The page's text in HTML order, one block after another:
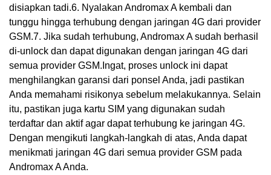
disiapkan tadi.6. Nyalakan Andromax A kembali dan
tunggu hingga terhubung dengan jaringan 4G dari provider
GSM.7. Jika sudah terhubung, Andromax A sudah berhasil
di-unlock dan dapat digunakan dengan jaringan 4G dari
semua provider GSM.Ingat, proses unlock ini dapat
menghilangkan garansi dari ponsel Anda, jadi pastikan
Anda memahami risikonya sebelum melakukannya. Selain
itu, pastikan juga kartu SIM yang digunakan sudah
terdaftar dan aktif agar dapat terhubung ke jaringan 4G.
Dengan mengikuti langkah-langkah di atas, Anda dapat
menikmati jaringan 4G dari semua provider GSM pada
Andromax A Anda.